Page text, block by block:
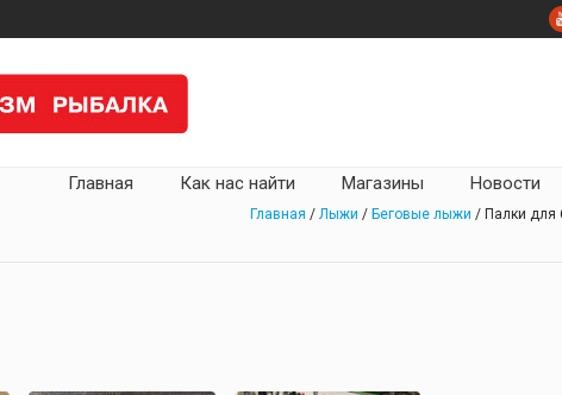
Главная Как нас найти Магазины Новости
Главная / Лыжи / Беговые лыжи / Палки для